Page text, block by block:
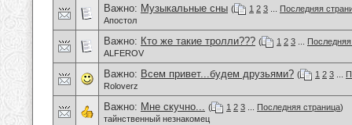
Важно: Музыкальные сны ( 1 2 3
Последняя
Апостол
Важно: Кто же такие тролли??? ( 1 2 3
ALFEROV
Важно: Всем привет...будем друзьями? ( 1 2 3
Roloverz
Важно: Мне скучно... ( 1 2 3 Последняя страница)
тайнственный незнакомец